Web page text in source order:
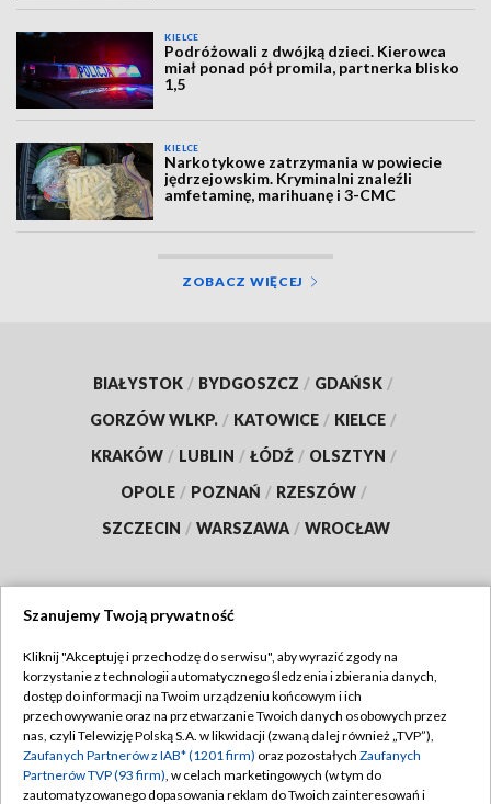
KIELCE
Podróżowali z dwójką dzieci. Kierowca
miał ponad pół promila, partnerka blisko
1,5
KIELCE
Narkotykowe zatrzymania w powiecie
jędrzejowskim. Kryminalni znaleźli
amfetaminę, marihuanę i 3-CMC
ZOBACZ WIĘCEJ
BIAŁYSTOK / BYDGOSZCZ / GDAŃSK /
GORZÓW WLKP. / KATOWICE / KIELCE /
KRAKÓW / LUBLIN / ŁÓDŹ / OLSZTYN /
OPOLE / POZNAŃ / RZESZÓW /
SZCZECIN / WARSZAWA / WROCŁAW
TVP
Abonament TVP
Emisja w TVP
Centrum informacji TVP
Regulamin TVP
Polityka prywatności
Moje zgody
Szanujemy Twoją prywatność
Kliknij "Akceptuję i przechodzę do serwisu", aby wyrazić zgody na
korzystanie z technologii automatycznego śledzenia i zbierania danych,
dostęp do informacji na Twoim urządzeniu końcowym i ich
przechowywanie oraz na przetwarzanie Twoich danych osobowych przez
nas, czyli Telewizję Polską S.A. w likwidacji (zwaną dalej również „TVP”),
Zaufanych Partnerów z IAB* (1201 firm) oraz pozostałych Zaufanych
Partnerów TVP (93 firm), w celach marketingowych (w tym do
zautomatyzowanego dopasowania reklam do Twoich zainteresowań i